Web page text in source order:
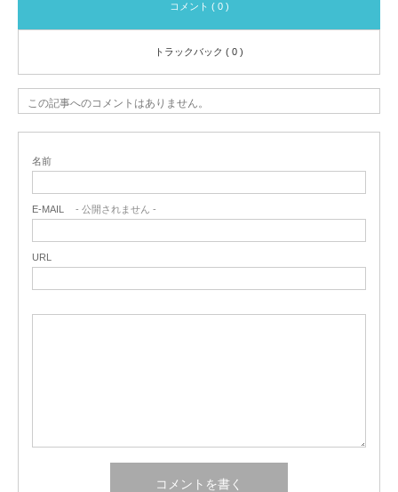
コメント ( 0 )
トラックバック ( 0 )
この記事へのコメントはありません。
名前
E-MAIL - 公開されません -
URL